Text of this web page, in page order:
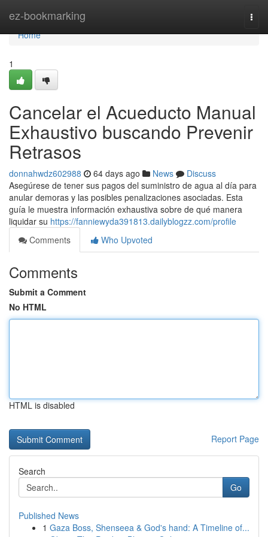
ez-bookmarking
Home
Home
1
Cancelar el Acueducto Manual
Exhaustivo buscando Prevenir
Retrasos
donnahwdz602988 64 days ago News
Discuss
Asegúrese de tener sus pagos del suministro de agua al día para
anular demoras y las posibles penalizaciones asociadas. Esta
guía le muestra información exhaustiva sobre de qué manera
liquidar su https://fanniewyda391813.dailyblogzz.com/profile
Comments
Who Upvoted
Comments
Submit a Comment
No HTML
HTML is disabled
Report Page
Search
Go
Published News
1 Gaza Boss, Shenseea & God's hand: A Timeline of...